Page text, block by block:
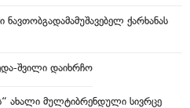
ნავთობგადამამუშავებელ ქარხანას
შვილი დაიხრჩო
ახალი მულტიბრენდული სივრცე